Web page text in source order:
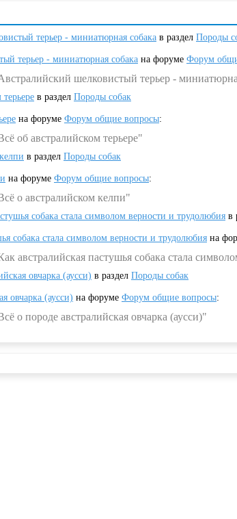
терьер - миниатюрная собака в раздел Породы
терьер - миниатюрная собака на форуме Форум
шелковистый терьер -
в раздел Породы собак
на форуме Форум общие вопросы:
об австралийском терьере"
в раздел Породы собак
на форуме Форум общие вопросы:
о австралийском келпи"
собака стала символом верности и трудолюбия в
собака стала символом верности и трудолюбия на
австралийская пастушья собака стала
овчарка (аусси) в раздел Породы собак
овчарка (аусси) на форуме Форум общие вопросы:
о породе австралийская овчарка (аусси)"